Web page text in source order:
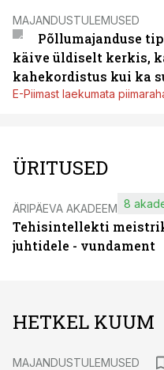
MAJANDUSTULEMUSED
Põllumajanduse
käive üldiselt kerkis,
kahekordistus kui ka
E-Piimast laekumata
ÜRITUSED
ÄRIPÄEVA AKADEEMIA
Tehisintellekti
juhtidele - vundament
8
HETKEL KUUM
MAJANDUSTULEMUSED